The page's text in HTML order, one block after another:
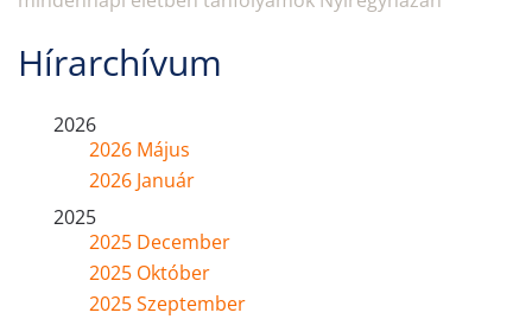
Hírarchívum
2026
2026 Május
2026 Január
2025
2025 December
2025 Október
2025 Szeptember